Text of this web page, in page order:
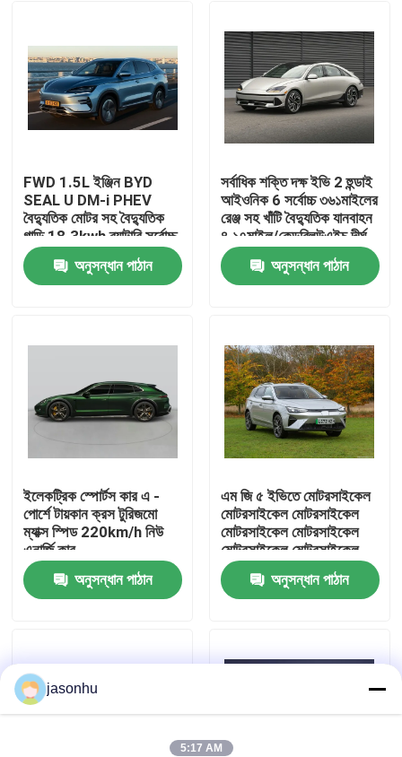
বাড়ি
আমাদের সম্পর্কে
কারখানা ভ্রমণ
মান নিয়ন্ত্রণ
আমাদের সাথে যোগাযোগ করুন
উদ্ধৃতির জন্য আবেদন
বিশুদ্ধ ইলেকট্রিক গাড়ি
FWD 1.5L ইঞ্জিন BYD
SEAL U DM-i PHEV
বৈদ্যুতিক মোটর সহ বৈদ্যুতিক
গাড়ি 18.3kwh ব্যাটারি সর্বোচ্চ
শক্তি 214bhp
অনুসন্ধান পাঠান
সর্বাধিক শক্তি দক্ষ ইভি 2 হুন্ডাই
আইওনিক 6 সর্বোচ্চ ৩৬১মাইলের
রেঞ্জ সহ খাঁটি বৈদ্যুতিক যানবাহন
৪.১৭মাইল/কেডব্লিউএইচ দীর্ঘ
পরিসীমা
অনুসন্ধান পাঠান
ইলেকট্রিক স্পোর্টস কার এ -
পোর্শে টায়কান ক্রস টুরিজমো
ম্যাক্স স্পিড 220km/h নিউ
এনার্জি কার
অনুসন্ধান পাঠান
এম জি ৫ ইভিতে মোটরসাইকেল
মোটরসাইকেল মোটরসাইকেল
মোটরসাইকেল মোটরসাইকেল
মোটরসাইকেল মোটরসাইকেল
মোটরসাইকেল মোটরসাইকেল
মোটরসাইকেল মোটরসাইকেল
মোটরসাইকেল মোটরসাইকেল
মোটরসাইকেল মোটরসাইকেল
মোটরসাইকেল মোটরসাইকেল
মোটরসাইকেল মোটরসাইকেল
অনুসন্ধান পাঠান
jasonhu
5:17 AM